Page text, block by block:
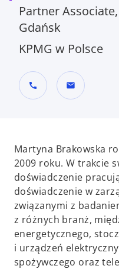
Partner
Gdańsk
KPMG w Polsce
call mail
Martyna Brakowska
2009 roku. W trakcie
doświadczenie
doświadczenie w
związanymi z
z różnych branż,
energetycznego,
i urządzeń
spożywczego oraz